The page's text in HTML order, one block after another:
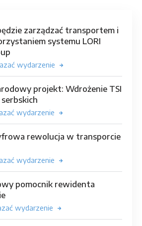
zarządzać transportem i
systemu LORI
wydarzenie
projekt: Wdrożenie TSI
wydarzenie
rewolucja w transporcie
wydarzenie
pomocnik rewidenta
wydarzenie